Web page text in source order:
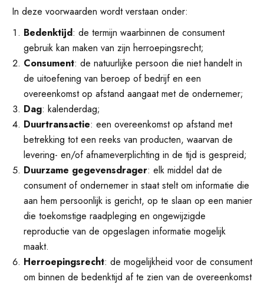
In deze voorwaarden wordt verstaan onder:
Bedenktijd: de termijn waarbinnen de consument
gebruik kan maken van zijn herroepingsrecht;
Consument: de natuurlijke persoon die niet handelt in
de uitoefening van beroep of bedrijf en een
overeenkomst op afstand aangaat met de ondernemer;
Dag: kalenderdag;
Duurtransactie: een overeenkomst op afstand met
betrekking tot een reeks van producten, waarvan de
levering- en/of afnameverplichting in de tijd is gespreid;
Duurzame gegevensdrager: elk middel dat de
consument of ondernemer in staat stelt om informatie die
aan hem persoonlijk is gericht, op te slaan op een manier
die toekomstige raadpleging en ongewijzigde
reproductie van de opgeslagen informatie mogelijk
maakt.
Herroepingsrecht: de mogelijkheid voor de consument
om binnen de bedenktijd af te zien van de overeenkomst